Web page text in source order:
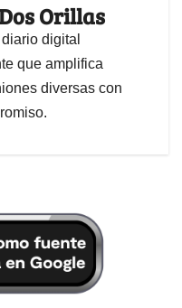
Orillas
digital
que amplifica
diversas con